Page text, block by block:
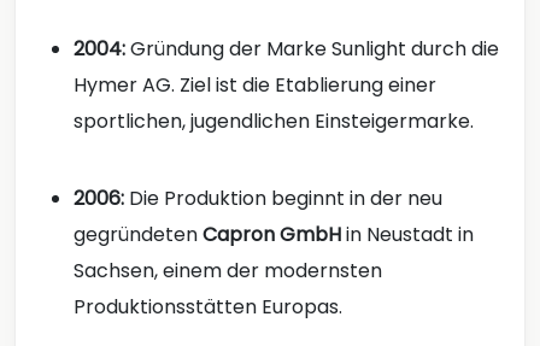
2004:Gründung der Marke Sunlight durch die
Hymer AG. Ziel ist die Etablierung einer
sportlichen, jugendlichen Einsteigermarke.
2006: Die Produktion beginnt in der neu
gegründetenCapron GmbHin Neustadt in
Sachsen, einem der modernsten
Produktionsstätten Europas.